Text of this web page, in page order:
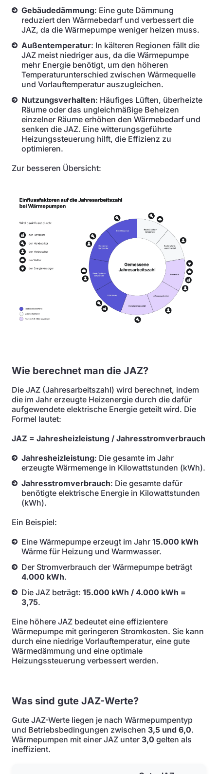
Gebäudedämmung: Eine gute Dämmung
reduziert den Wärmebedarf und verbessert die
JAZ, da die Wärmepumpe weniger heizen muss.
Außentemperatur: In kälteren Regionen fällt die
JAZ meist niedriger aus, da die Wärmepumpe
mehr Energie benötigt, um den höheren
Temperaturunterschied zwischen Wärmequelle
und Vorlauftemperatur auszugleichen.
Nutzungsverhalten: Häufiges Lüften, überheizte
Räume oder das ungleichmäßige Beheizen
einzelner Räume erhöhen den Wärmebedarf und
senken die JAZ. Eine witterungsgeführte
Heizungssteuerung hilft, die Effizienz zu
optimieren.
Zur besseren Übersicht:
Wie berechnet man die JAZ?
Die JAZ (Jahresarbeitszahl) wird berechnet, indem
die im Jahr erzeugte Heizenergie durch die dafür
aufgewendete elektrische Energie geteilt wird. Die
Formel lautet:
JAZ = Jahresheizleistung / Jahresstromverbrauch
Jahresheizleistung: Die gesamte im Jahr
erzeugte Wärmemenge in Kilowattstunden (kWh).
Jahresstromverbrauch: Die gesamte dafür
benötigte elektrische Energie in Kilowattstunden
(kWh).
Ein Beispiel:
Eine Wärmepumpe erzeugt im Jahr 15.000 kWh
Wärme für Heizung und Warmwasser.
Der Stromverbrauch der Wärmepumpe beträgt
4.000 kWh.
Die JAZ beträgt: 15.000 kWh / 4.000 kWh =
3,75.
Eine höhere JAZ bedeutet eine effizientere
Wärmepumpe mit geringeren Stromkosten. Sie kann
durch eine niedrige Vorlauftemperatur, eine gute
Wärmedämmung und eine optimale
Heizungssteuerung verbessert werden.
Was sind gute JAZ-Werte?
Gute JAZ-Werte liegen je nach Wärmepumpentyp
und Betriebsbedingungen zwischen 3,5 und 6,0.
Wärmepumpen mit einer JAZ unter 3,0 gelten als
ineffizient.